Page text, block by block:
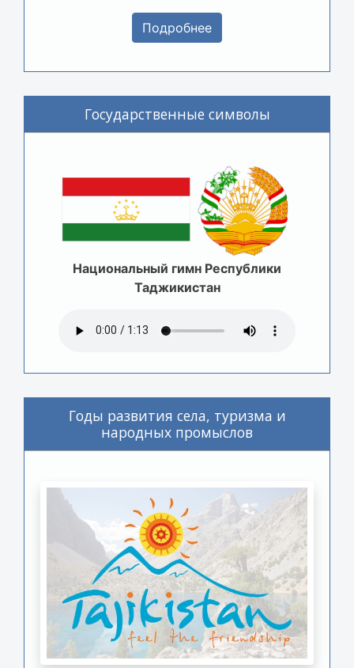
Подробнее
Государственные символы
Национальный гимн Республики
Таджикистан
Годы развития села, туризма и
народных промыслов